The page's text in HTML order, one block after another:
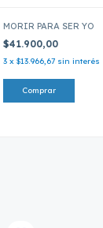
MORIR PARA SER YO
$41.900,00
3 x $13.966,67 sin interés